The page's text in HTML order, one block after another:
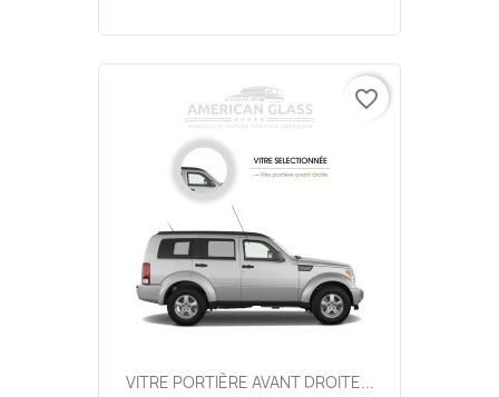
VITRE PORTIÈRE AVANT DROITE...
favorite_border